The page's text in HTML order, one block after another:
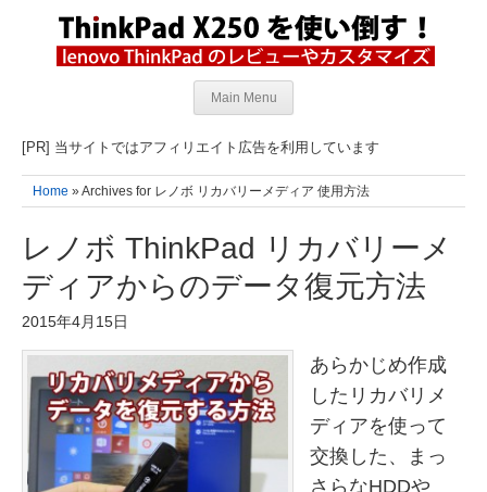
Main Menu
[PR] 当サイトではアフィリエイト広告を利用しています
Home » Archives for レノボ リカバリーメディア 使用方法
レノボ ThinkPad リカバリーメ
ディアからのデータ復元方法
2015年4月15日
あらかじめ作成
したリカバリメ
ディアを使って
交換した、まっ
さらなHDDや